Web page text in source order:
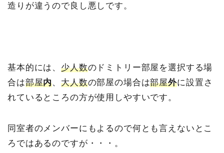
造りが違うので良し悪しです。
基本的には、少人数のドミトリー部屋を選択する場
合は部屋内、大人数の部屋の場合は部屋外に設置さ
れているところの方が使用しやすいです。
同室者のメンバーにもよるので何とも言えないとこ
ろではあるのですが・・・。